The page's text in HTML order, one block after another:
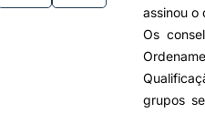
assinou o
Os
grupos